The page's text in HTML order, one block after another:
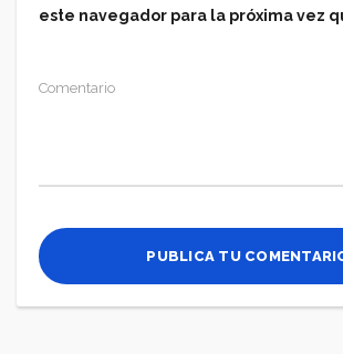
este navegador para la próxima vez